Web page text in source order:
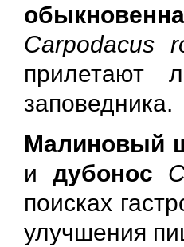
Carpodacus
прилетают
заповедника.
Малиновый
и дубонос
поисках
улучшения